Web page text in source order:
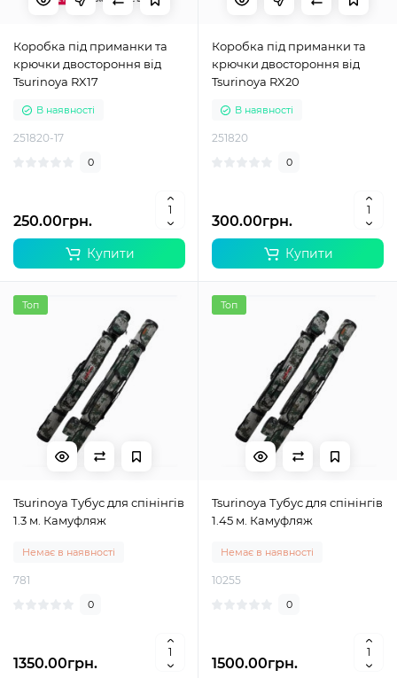
Коробка під приманки та
крючки двостороння від
Tsurinoya RX17
В наявності
251820-17
0
250.00грн.
Купити
Коробка під приманки та
крючки двостороння від
Tsurinoya RX20
В наявності
251820
0
300.00грн.
Купити
Топ
Tsurinoya Тубус для спінінгів
1.3 м. Камуфляж
Немає в наявності
781
0
1350.00грн.
Топ
Tsurinoya Тубус для спінінгів
1.45 м. Камуфляж
Немає в наявності
10255
0
1500.00грн.